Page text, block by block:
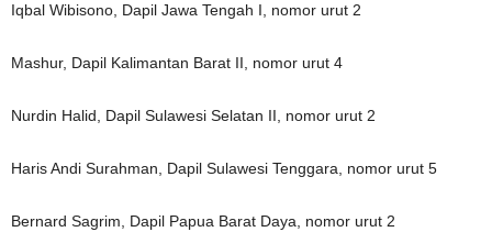
Iqbal Wibisono, Dapil Jawa Tengah I, nomor urut 2
Mashur, Dapil Kalimantan Barat II, nomor urut 4
Nurdin Halid, Dapil Sulawesi Selatan II, nomor urut 2
Haris Andi Surahman, Dapil Sulawesi Tenggara, nomor urut 5
Bernard Sagrim, Dapil Papua Barat Daya, nomor urut 2